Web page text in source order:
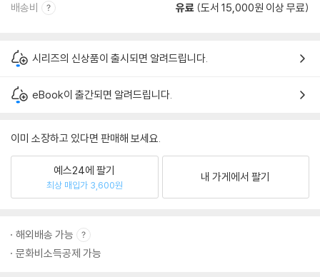
배송비 유료 (도서 15,000원 이상 무료)
시리즈의 신상품이 출시되면 알려드립니다.
eBook이 출간되면 알려드립니다.
이미 소장하고 있다면 판매해 보세요.
예스24에 팔기
최상 매입가 3,600원
내 가게에서 팔기
해외배송 가능
문화비소득공제 가능